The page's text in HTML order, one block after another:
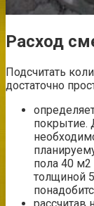
Расход
Подсчитать
достаточно
покрытие.
пола 40 м2
толщиной